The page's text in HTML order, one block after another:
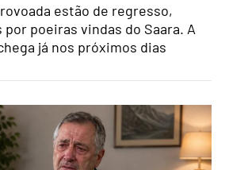
estão de regresso,
por poeiras vindas do Saara. A
já nos próximos dias